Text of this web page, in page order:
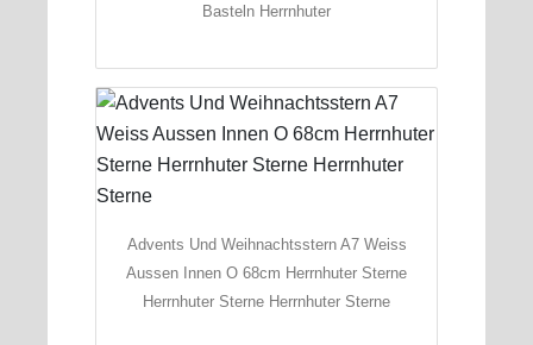
Basteln Herrnhuter
Advents Und Weihnachtsstern A7 Weiss
Aussen Innen O 68cm Herrnhuter Sterne
Herrnhuter Sterne Herrnhuter Sterne